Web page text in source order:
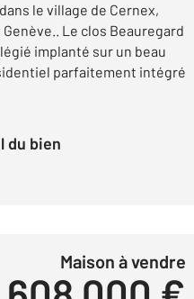
le village de Cernex,
Le clos Beauregard
implanté sur un beau
parfaitement intégré
du bien
Maison à vendre